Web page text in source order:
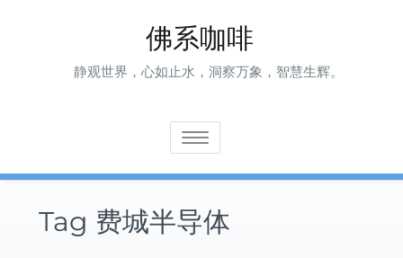
佛系咖啡
静观世界，心如止水，洞察万象，智慧生辉。
Toggle navigation
Tag 费城半导体